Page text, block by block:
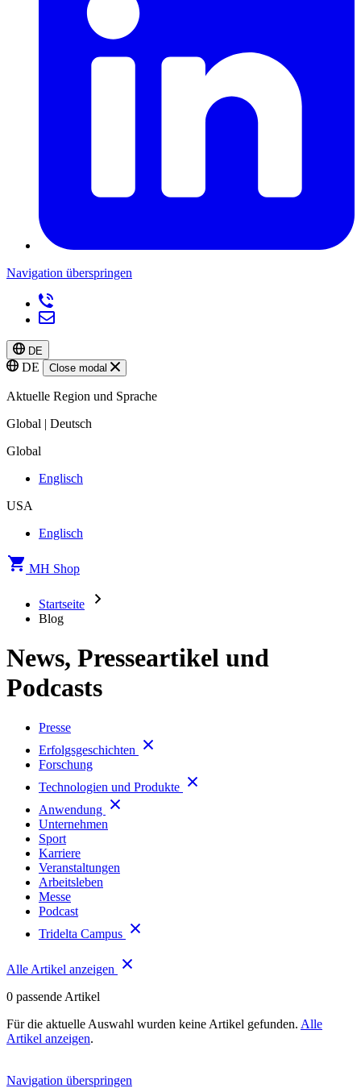
Navigation überspringen
DE
DE Close modal
Aktuelle Region und Sprache
Global | Deutsch
Global
Englisch
USA
Englisch
MH Shop
Startseite
Blog
News, Presseartikel und
Podcasts
Presse
Erfolgsgeschichten
Forschung
Technologien und Produkte
Anwendung
Unternehmen
Sport
Karriere
Veranstaltungen
Arbeitsleben
Messe
Podcast
Tridelta Campus
Alle Artikel anzeigen
0 passende Artikel
Für die aktuelle Auswahl wurden keine Artikel gefunden. Alle
Artikel anzeigen.
Navigation überspringen